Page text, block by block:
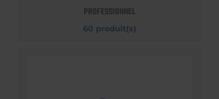
PROFESSIONNEL
60 produit(s)